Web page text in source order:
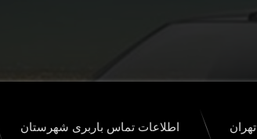
اطلاعات تماس باربری شهرستان